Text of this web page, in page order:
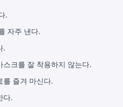
.
자주 낸다.
.
스크를 잘 착용하지 않는다.
를 즐겨 마신다.
다.